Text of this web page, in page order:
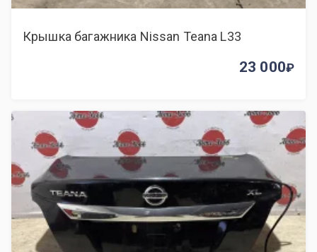
Крышка багажника Nissan Teana L33
23 000